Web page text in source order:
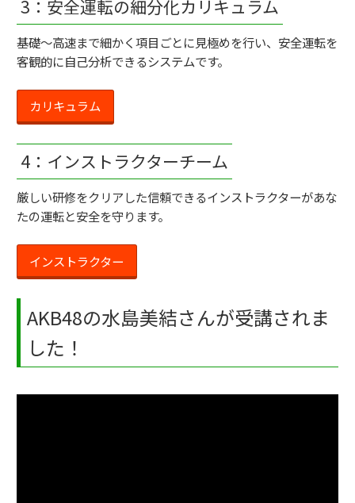
3：安全運転の細分化カリキュラム
基礎～高速まで細かく項目ごとに見極めを行い、安全運転を
客観的に自己分析できるシステムです。
カリキュラム
4：インストラクターチーム
厳しい研修をクリアした信頼できるインストラクターがあな
たの運転と安全を守ります。
インストラクター
AKB48の水島美結さんが受講されま
した！